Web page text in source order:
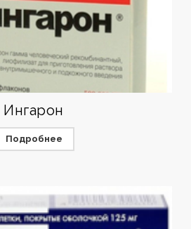
Ингарон
Подробнее